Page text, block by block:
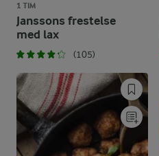
1 TIM
Janssons frestelse
med lax
(105)